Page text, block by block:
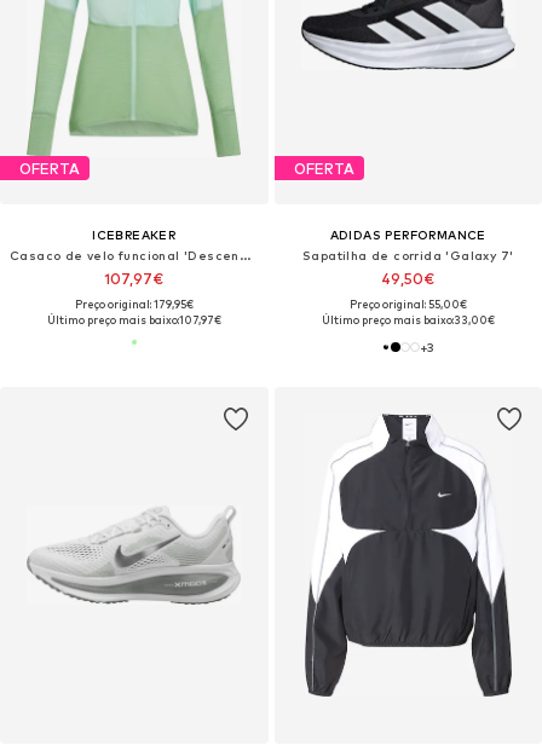
OFERTA
ICEBREAKER
Casaco de velo funcional 'Descender'
107,97€
Preço original: 179,95€
Último preço mais baixo:107,97€
OFERTA
ADIDAS PERFORMANCE
Sapatilha de corrida 'Galaxy 7'
49,50€
Preço original: 55,00€
Último preço mais baixo:33,00€
+3